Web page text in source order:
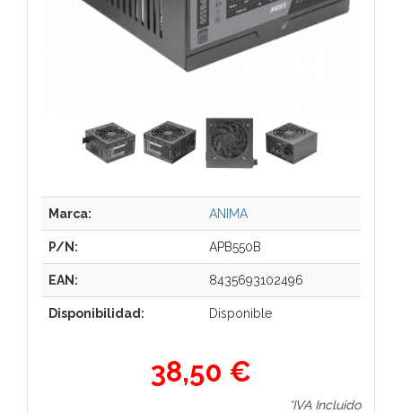
Marca: ANIMA
P/N: APB550B
EAN: 8435693102496
Disponibilidad: Disponible
38,50 €
*IVA Incluido